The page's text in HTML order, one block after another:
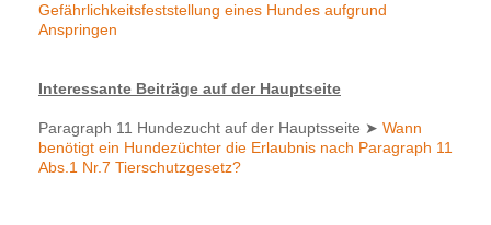
Gefährlichkeitsfeststellung eines Hundes aufgrund
Anspringen
Interessante Beiträge auf der Hauptseite
Paragraph 11 Hundezucht auf der Hauptsseite ➤ Wann
benötigt ein Hundezüchter die Erlaubnis nach Paragraph 11
Abs.1 Nr.7 Tierschutzgesetz?